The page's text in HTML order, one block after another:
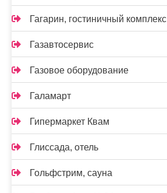
Гагарин, гостиничный комплекс
Газавтосервис
Газовое оборудование
Галамарт
Гипермаркет Квам
Глиссада, отель
Гольфстрим, сауна